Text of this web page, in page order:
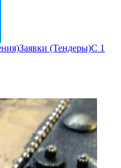
Заявки (Тендеры)С 1